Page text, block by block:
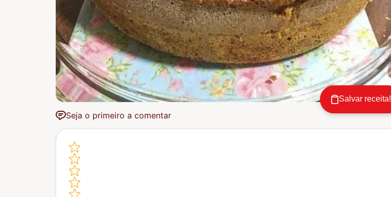
Seja o primeiro a comentar
Salvar receita!